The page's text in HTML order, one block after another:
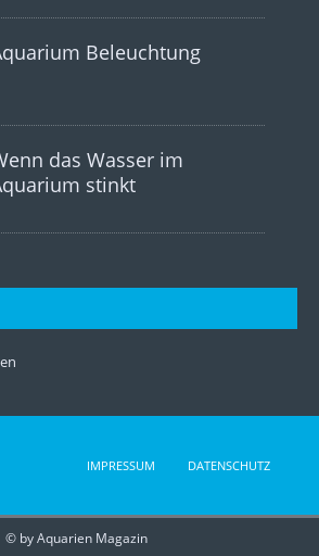
Beleuchtung
das Wasser im
stinkt
IMPRESSUM DATENSCHUTZ
© by Aquarien Magazin